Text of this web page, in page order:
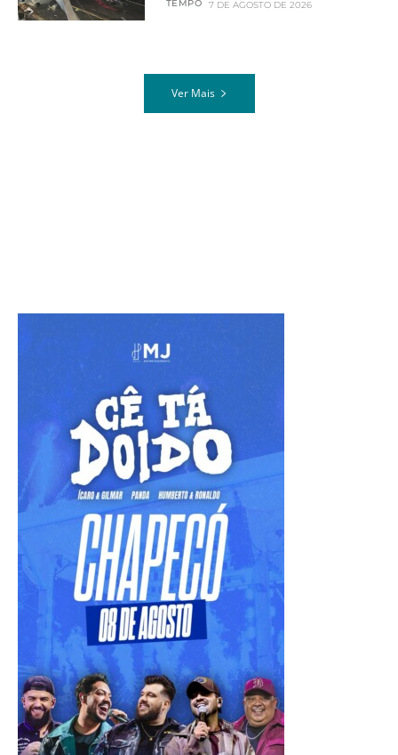
TEMPO 7 DE AGOSTO DE 2026
Ver Mais